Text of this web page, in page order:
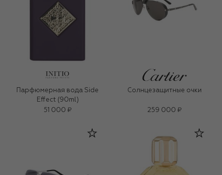
Парфюмерная вода Side
Effect (90ml)
51 000 ₽
Солнцезащитные очки
259 000 ₽